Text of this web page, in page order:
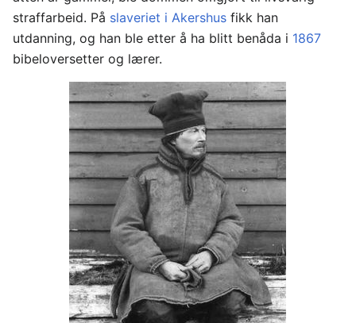
straffarbeid. På slaveriet i Akershus fikk han
utdanning, og han ble etter å ha blitt benåda i 1867
bibeloversetter og lærer.